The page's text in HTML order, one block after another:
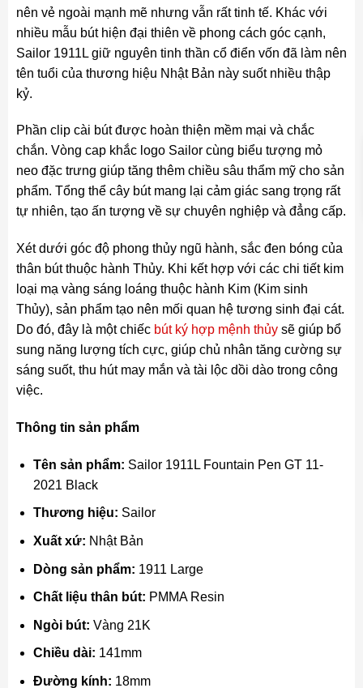
nên vẻ ngoài mạnh mẽ nhưng vẫn rất tinh tế. Khác với
nhiều mẫu bút hiện đại thiên về phong cách góc cạnh,
Sailor 1911L giữ nguyên tinh thần cổ điển vốn đã làm nên
tên tuổi của thương hiệu Nhật Bản này suốt nhiều thập
kỷ.
Phần clip cài bút được hoàn thiện mềm mại và chắc
chắn. Vòng cap khắc logo Sailor cùng biểu tượng mỏ
neo đặc trưng giúp tăng thêm chiều sâu thẩm mỹ cho sản
phẩm. Tổng thể cây bút mang lại cảm giác sang trọng rất
tự nhiên, tạo ấn tượng về sự chuyên nghiệp và đẳng cấp.
Xét dưới góc độ phong thủy ngũ hành, sắc đen bóng của
thân bút thuộc hành Thủy. Khi kết hợp với các chi tiết kim
loại mạ vàng sáng loáng thuộc hành Kim (Kim sinh
Thủy), sản phẩm tạo nên mối quan hệ tương sinh đại cát.
Do đó, đây là một chiếc bút ký hợp mệnh thủysẽ giúp bổ
sung năng lượng tích cực, giúp chủ nhân tăng cường sự
sáng suốt, thu hút may mắn và tài lộc dồi dào trong công
việc.
Thông tin sản phẩm
Tên sản phẩm: Sailor 1911L Fountain Pen GT 11-
2021 Black
Thương hiệu: Sailor
Xuất xứ: Nhật Bản
Dòng sản phẩm: 1911 Large
Chất liệu thân bút: PMMA Resin
Ngòi bút: Vàng 21K
Chiều dài: 141mm
Đường kính: 18mm